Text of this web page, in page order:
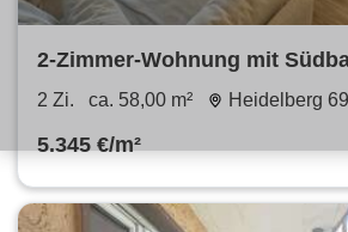
2-Zimmer-Wohnung mit
im Herzen Heidelbergs
2 Zi. ca. 58,00 m² Heidelberg
5.345 €/m²